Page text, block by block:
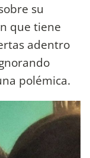
su
que tiene
adentro
polémica.